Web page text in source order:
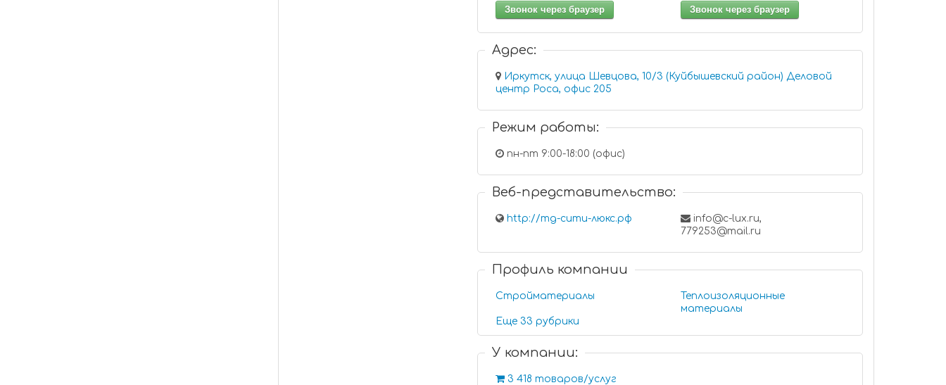
Звонок через браузер
Звонок через браузер
Адрес:
Иркутск, улица Шевцова, 10/3 (Куйбышевский район) Деловой
центр Роса, офис 205
Режим работы:
пн-пт 9:00-18:00 (офис)
Веб-представительство:
http://тд-сити-люкс.рф
info@c-lux.ru,
779253@mail.ru
Профиль компании
Стройматериалы
Теплоизоляционные
материалы
Еще 33 рубрики
У компании:
3 418 товаров/услуг